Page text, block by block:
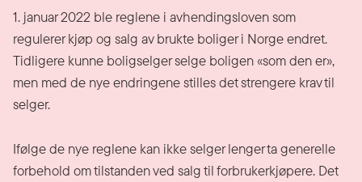
1. januar 2022 ble reglene i avhendingsloven som
regulerer kjøp og salg av brukte boliger i Norge endret.
Tidligere kunne boligselger selge boligen «som den er»,
men med de nye endringene stilles det strengere krav til
selger.
Ifølge de nye reglene kan ikke selger lenger ta generelle
forbehold om tilstanden ved salg til forbrukerkjøpere. Det